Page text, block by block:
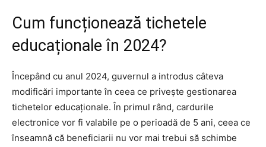
Cum funcționează tichetele
educaționale în 2024?
Începând cu anul 2024, guvernul a introdus câteva
modificări importante în ceea ce privește gestionarea
tichetelor educaționale. În primul rând, cardurile
electronice vor fi valabile pe o perioadă de 5 ani, ceea ce
înseamnă că beneficiarii nu vor mai trebui să schimbe